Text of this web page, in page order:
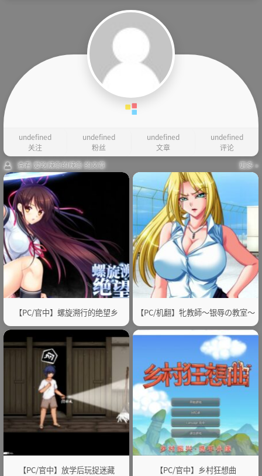
undefined
关注
undefined
粉丝
undefined
文章
undefined
评论
查看 爱吃辣条的辣条 的文章
更多 »
【PC/官中】螺旋溯行的绝望乡 【PC/机翻】牝教師～银辱の教室～
【PC/官中】放学后玩捉迷藏 【PC/官中】乡村狂想曲